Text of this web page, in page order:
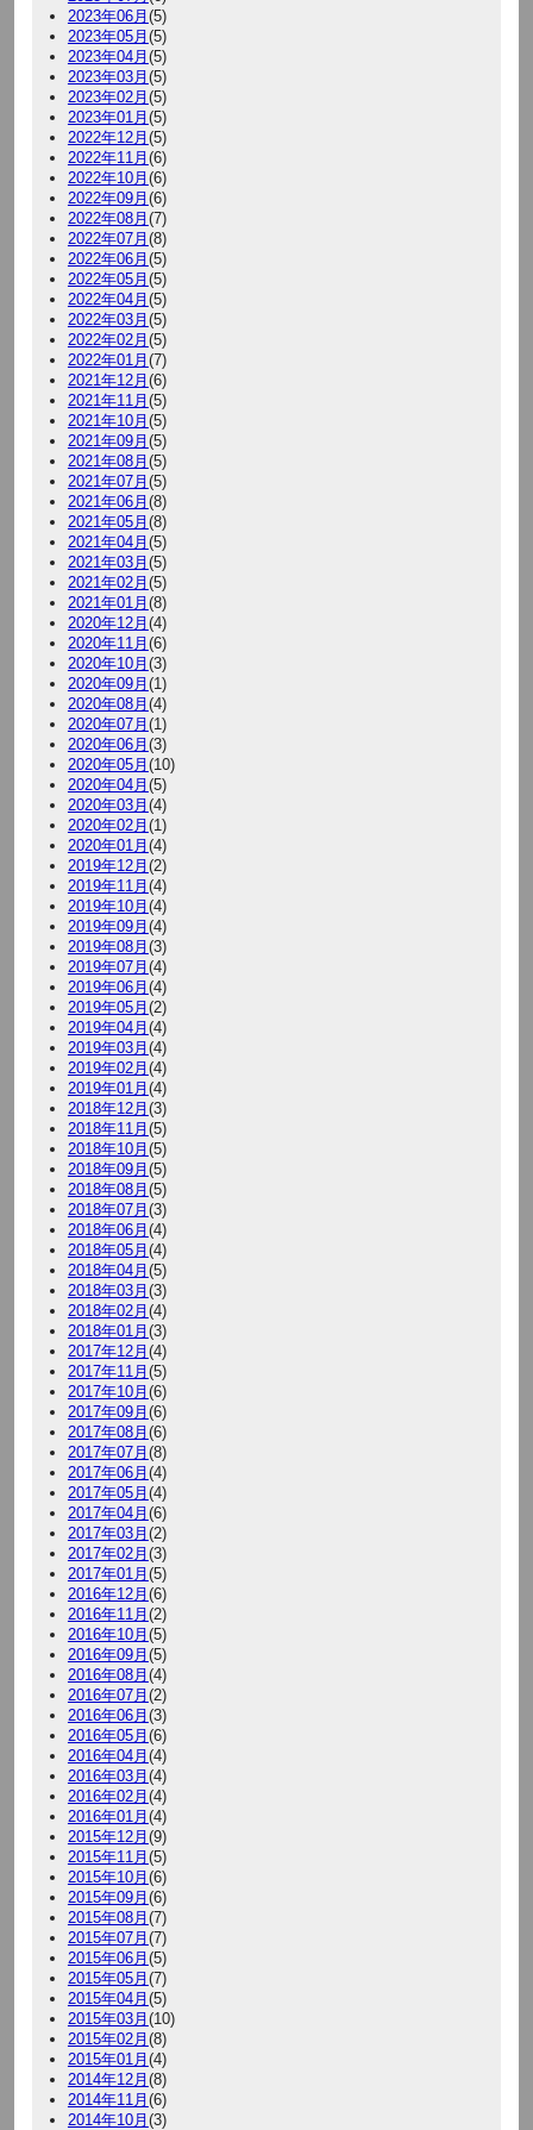
2023年06月 (5)
2023年05月 (5)
2023年04月 (5)
2023年03月 (5)
2023年02月 (5)
2023年01月 (5)
2022年12月 (5)
2022年11月 (6)
2022年10月 (6)
2022年09月 (6)
2022年08月 (7)
2022年07月 (8)
2022年06月 (5)
2022年05月 (5)
2022年04月 (5)
2022年03月 (5)
2022年02月 (5)
2022年01月 (7)
2021年12月 (6)
2021年11月 (5)
2021年10月 (5)
2021年09月 (5)
2021年08月 (5)
2021年07月 (5)
2021年06月 (8)
2021年05月 (8)
2021年04月 (5)
2021年03月 (5)
2021年02月 (5)
2021年01月 (8)
2020年12月 (4)
2020年11月 (6)
2020年10月 (3)
2020年09月 (1)
2020年08月 (4)
2020年07月 (1)
2020年06月 (3)
2020年05月 (10)
2020年04月 (5)
2020年03月 (4)
2020年02月 (1)
2020年01月 (4)
2019年12月 (2)
2019年11月 (4)
2019年10月 (4)
2019年09月 (4)
2019年08月 (3)
2019年07月 (4)
2019年06月 (4)
2019年05月 (2)
2019年04月 (4)
2019年03月 (4)
2019年02月 (4)
2019年01月 (4)
2018年12月 (3)
2018年11月 (5)
2018年10月 (5)
2018年09月 (5)
2018年08月 (5)
2018年07月 (3)
2018年06月 (4)
2018年05月 (4)
2018年04月 (5)
2018年03月 (3)
2018年02月 (4)
2018年01月 (3)
2017年12月 (4)
2017年11月 (5)
2017年10月 (6)
2017年09月 (6)
2017年08月 (6)
2017年07月 (8)
2017年06月 (4)
2017年05月 (4)
2017年04月 (6)
2017年03月 (2)
2017年02月 (3)
2017年01月 (5)
2016年12月 (6)
2016年11月 (2)
2016年10月 (5)
2016年09月 (5)
2016年08月 (4)
2016年07月 (2)
2016年06月 (3)
2016年05月 (6)
2016年04月 (4)
2016年03月 (4)
2016年02月 (4)
2016年01月 (4)
2015年12月 (9)
2015年11月 (5)
2015年10月 (6)
2015年09月 (6)
2015年08月 (7)
2015年07月 (7)
2015年06月 (5)
2015年05月 (7)
2015年04月 (5)
2015年03月 (10)
2015年02月 (8)
2015年01月 (4)
2014年12月 (8)
2014年11月 (6)
2014年10月 (3)